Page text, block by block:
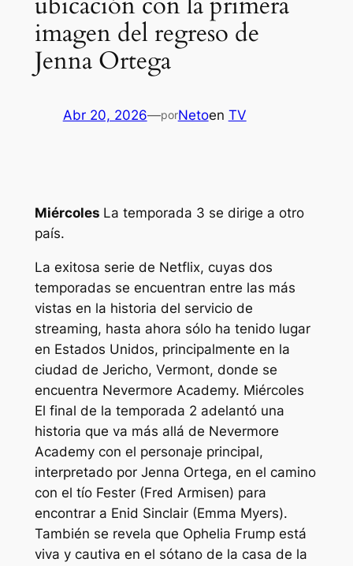
imagen del regreso de
Jenna Ortega
Abr 20, 2026—porNetoen TV
Miércoles La temporada 3 se dirige a otro
país.
La exitosa serie de Netflix, cuyas dos
temporadas se encuentran entre las más
vistas en la historia del servicio de
streaming, hasta ahora sólo ha tenido lugar
en Estados Unidos, principalmente en la
ciudad de Jericho, Vermont, donde se
encuentra Nevermore Academy. Miércoles
El final de la temporada 2 adelantó una
historia que va más allá de Nevermore
Academy con el personaje principal,
interpretado por Jenna Ortega, en el camino
con el tío Fester (Fred Armisen) para
encontrar a Enid Sinclair (Emma Myers).
También se revela que Ophelia Frump está
viva y cautiva en el sótano de la casa de la